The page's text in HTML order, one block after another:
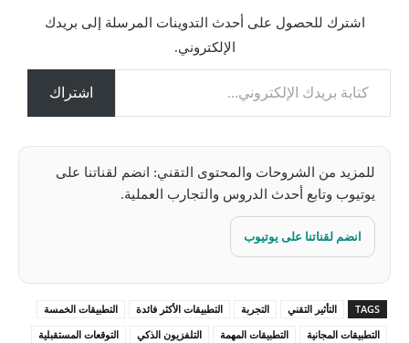
ي
ل
اشترك للحصول على أحدث التدوينات المرسلة إلى بريدك
الإلكتروني.
كتابة بريدك الإلكتروني...
اشتراك
للمزيد من الشروحات والمحتوى التقني: انضم لقناتنا على
يوتيوب وتابع أحدث الدروس والتجارب العملية.
انضم لقناتنا على يوتيوب
TAGS التأثير التقني التجربة التطبيقات الأكثر فائدة
التطبيقات الخمسة
التطبيقات المجانية
التطبيقات المهمة التلفزيون الذكي
التوقعات المستقبلية